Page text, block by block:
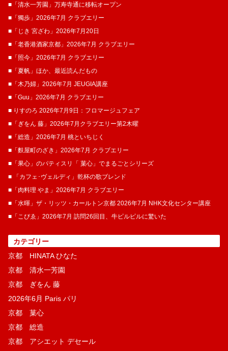
■「清水一芳園」万寿寺通に移転オープン
■「獨歩」2026年7月 クラブエリー
■「じき 宮ざわ」2026年7月20日
■「老香港酒家京都」2026年7月 クラブエリー
■「照今」2026年7月 クラブエリー
■「夏帆」ほか、最近読んだもの
■「木乃婦」2026年7月 JEUGIA講座
■「Guu」2026年7月 クラブエリー
■ りすのろ 2026年7月9日：フロマージュフェア
■「ぎをん 藤」2026年7月クラブエリー第2木曜
■「総造」2026年7月 桃といちじく
■「麩屋町のざき」2026年7月 クラブエリー
■「果心」のパティスリ「 菓​心」でまるごとシリーズ
■ 「カフェ･ヴェルディ」乾杯の歌ブレンド
■「肉料理 やま」2026年7月 クラブエリー
■「水暉」ザ・リッツ・カールトン京都 2026年7月 NHK文化センター講座
■「こぴゑ」2026年7月 訪問26回目、牛ピルピルに驚いた
カテゴリー
京都 HINATA ひなた
京都 清水一芳園
京都 ぎをん 藤
2026年6月 Paris パリ
京都 菓​心
京都 総造
京都 アシエット デセール